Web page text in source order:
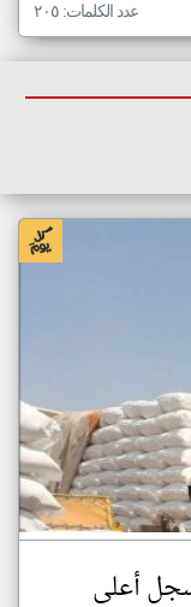
عدد الكلمات: ٢٠٥
أعلى